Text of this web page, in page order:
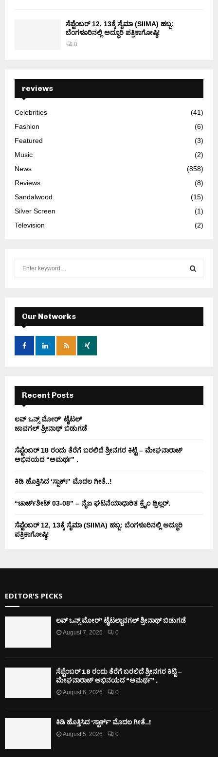
ಸೆಪ್ಟೆಂಬರ್ 12, 13ಕ್ಕೆ ಸೈಮಾ (SIIMA) ಹಬ್ಬ:
ಬೆಂಗಳೂರಿನಲ್ಲಿ ಅದ್ಧೂರಿ ಪತ್ರಿಕಾಗೋಷ್ಠಿ!
0
reviews
Celebrities
(41)
Fashion
(6)
Featured
(3)
Music
(2)
News
(858)
Reviews
(8)
Sandalwood
(15)
Silver Screen
(1)
Television
(2)
f
o
:
E
A
H
Our Networks
Recent Posts
ಲವ್ ಒನ್ಸ್ ಮೋರ್’ ಟೈಟಲ್
ಜಾವಗಲ್ ಶ್ರೀನಾಥ್ ಬಿಡುಗಡೆ
ಸೆಪ್ಟೆಂಬರ್ 18 ರಂದು ತೆರೆಗೆ ಬರಲಿದೆ ಶ್ರೀನಗರ ಕಿಟ್ಟಿ – ಮೇಘನಾರಾಜ್
ಅಭಿನಯದ “ಅಮರ್ಥ” .
ಕಿಡಿ‌‌ ಹೊತ್ತಿಸಿದ ‘ಸ್ಪಾರ್ಕ್’ ಮೊದಲ‌ ಗೀತೆ..!
“ಚಾರ್ಜ್‌ಶೀಟ್ 03-08” – ನೈಜ ಘಟನೆಯಾಧಾರಿತ ಕ್ರೈಂ ಥ್ರಿಲ್ಲರ್.
ಸೆಪ್ಟೆಂಬರ್ 12, 13ಕ್ಕೆ ಸೈಮಾ (SIIMA) ಹಬ್ಬ: ಬೆಂಗಳೂರಿನಲ್ಲಿ ಅದ್ಧೂರಿ
ಪತ್ರಿಕಾಗೋಷ್ಠಿ!
EDITOR'S PICKS
ಲವ್ ಒನ್ಸ್ ಮೋರ್’ ಟೈಟಲ್ಜಾವಗಲ್ ಶ್ರೀನಾಥ್ ಬಿಡುಗಡೆ
August 7, 2026 0
ಸೆಪ್ಟೆಂಬರ್ 18 ರಂದು ತೆರೆಗೆ ಬರಲಿದೆ ಶ್ರೀನಗರ ಕಿಟ್ಟಿ –
ಮೇಘನಾರಾಜ್ ಅಭಿನಯದ “ಅಮರ್ಥ” .
August 6, 2026 0
ಕಿಡಿ‌‌ ಹೊತ್ತಿಸಿದ ‘ಸ್ಪಾರ್ಕ್’ ಮೊದಲ‌ ಗೀತೆ..!
August 5, 2026 0